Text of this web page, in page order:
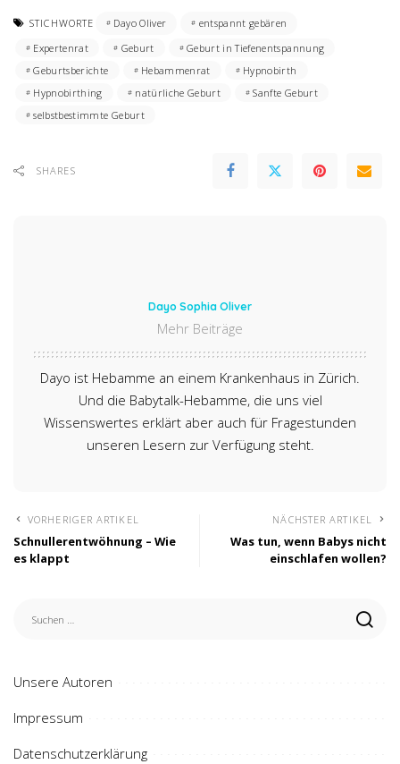
STICHWORTE Dayo Oliver
entspannt gebären
Expertenrat
Geburt
Geburt in Tiefenentspannung
Geburtsberichte
Hebammenrat
Hypnobirth
Hypnobirthing
natürliche Geburt
Sanfte Geburt
selbstbestimmte Geburt
SHARES
Dayo Sophia Oliver
Mehr Beiträge
Dayo ist Hebamme an einem Krankenhaus in Zürich.
Und die Babytalk-Hebamme, die uns viel
Wissenswertes erklärt aber auch für Fragestunden
unseren Lesern zur Verfügung steht.
VORHERIGER ARTIKEL
Schnullerentwöhnung – Wie
es klappt
NÄCHSTER ARTIKEL
Was tun, wenn Babys nicht
einschlafen wollen?
Unsere Autoren
Impressum
Datenschutzerklärung